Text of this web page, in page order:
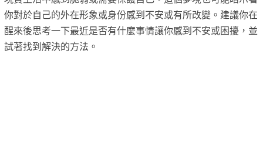
你對於自己的外在形象或身份感到不安或有所改變。建議你在
醒來後思考一下最近是否有什麼事情讓你感到不安或困擾，並
試著找到解決的方法。